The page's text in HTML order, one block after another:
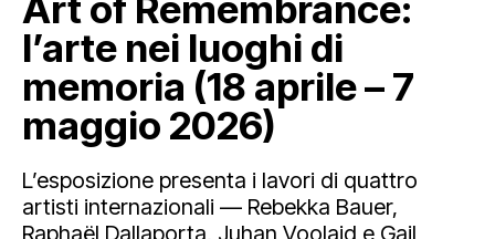
l’arte nei luoghi di
memoria (18 aprile – 7
maggio 2026)
L’esposizione presenta i lavori di quattro
artisti internazionali — Rebekka Bauer,
Raphaël Dallaporta, Juhan Voolaid e Gail